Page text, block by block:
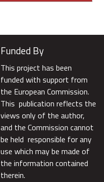
Funded By
This project has been
funded with support from
the European Commission.
This publication reflects the
views only of the author,
and the Commission cannot
be held responsible for any
use which may be made of
the information contained
therein.